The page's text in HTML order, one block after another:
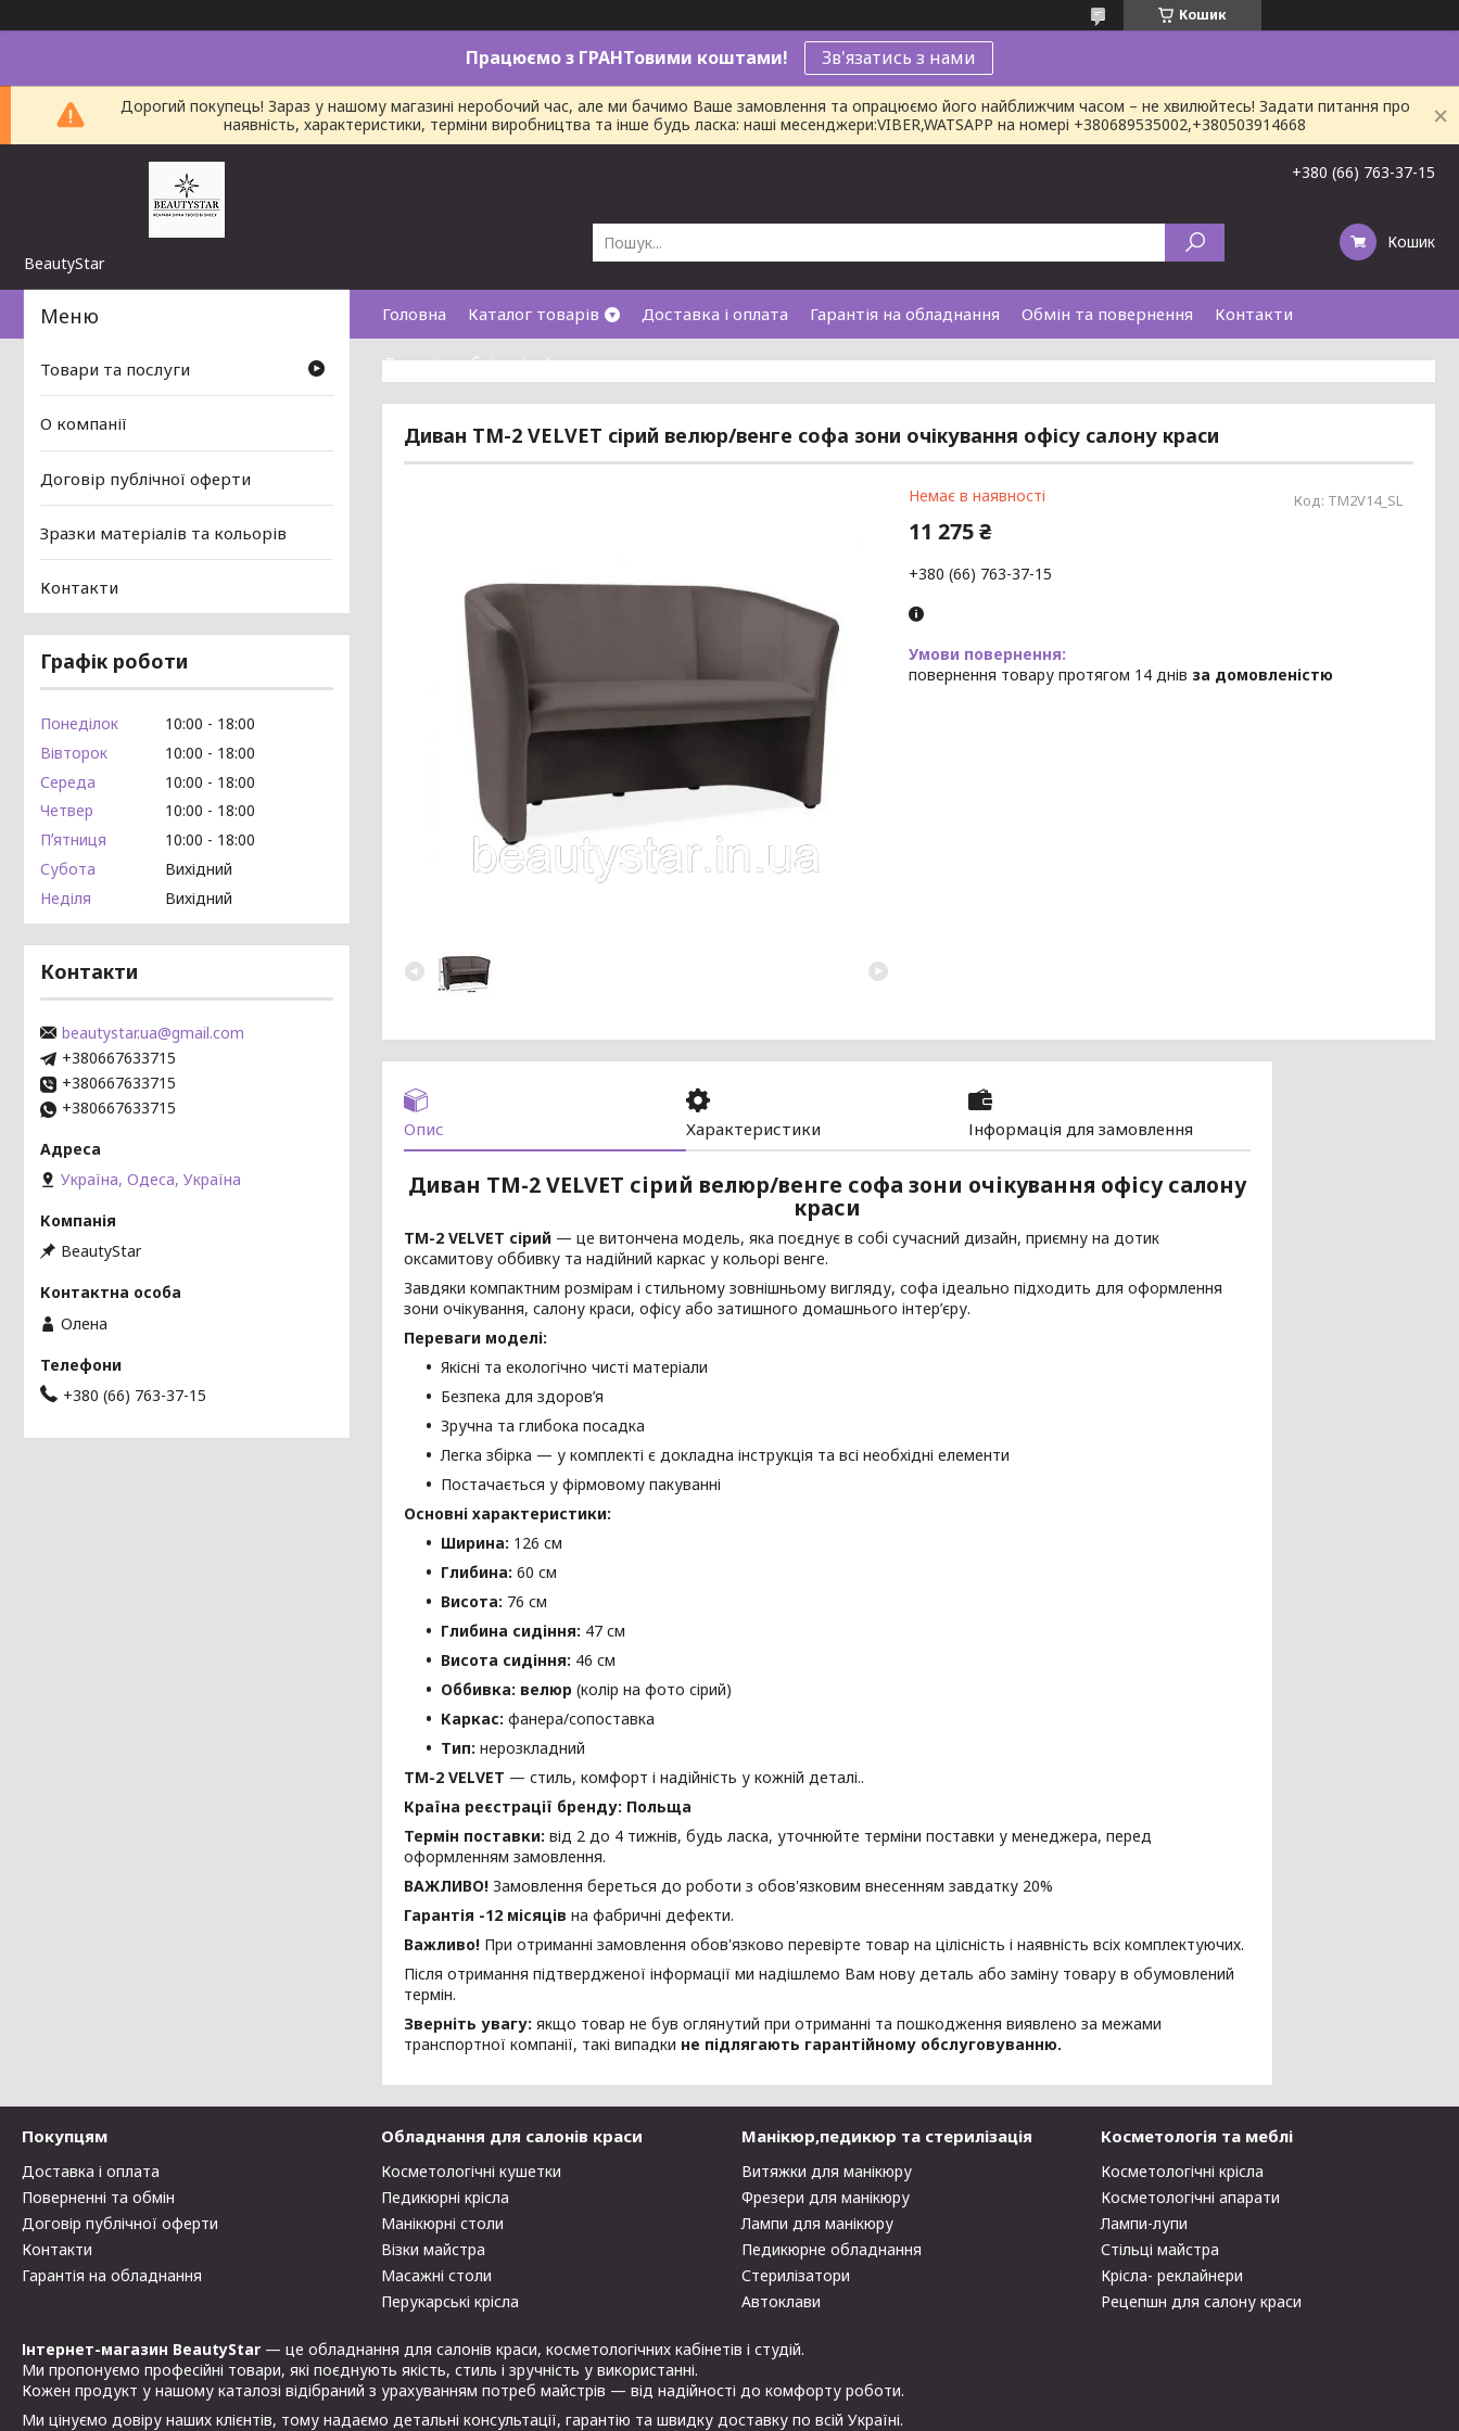
Кошик
Працюємо з ГРАНТовими коштами! Зв'язатись з нами
Дорогий покупець! Зараз у нашому магазині неробочий час, але ми бачимо Ваше замовлення та опрацюємо його найближчим часом – не хвилюйтесь! Задати питання про
наявність, характеристики, терміни виробництва та інше будь ласка: наші месенджери:VIBER,WATSAPP на номері +380689535002,+380503914668
BeautyStar
+380 (66) 763-37-15
Кошик
Головна Каталог товарів Доставка і оплата Гарантія на обладнання Обмін та повернення Контакти
Договір публічної оферти
Диван TM-2 VELVET сірий велюр/венге софа зони очікування офісу салону краси
Немає в наявності Код: TM2V14_SL
11 275 ₴
+380 (66) 763-37-15
повернення товару протягом 14 днів за домовленістю
Опис Характеристики Інформація для замовлення
Диван TM-2 VELVET сірий велюр/венге софа зони очікування офісу салону
краси
TM-2 VELVET сірий — це витончена модель, яка поєднує в собі сучасний дизайн, приємну на дотик
оксамитову оббивку та надійний каркас у кольорі венге.
Завдяки компактним розмірам і стильному зовнішньому вигляду, софа ідеально підходить для оформлення
зони очікування, салону краси, офісу або затишного домашнього інтер’єру.
Переваги моделі:
Якісні та екологічно чисті матеріали
Безпека для здоров’я
Зручна та глибока посадка
Легка збірка — у комплекті є докладна інструкція та всі необхідні елементи
Постачається у фірмовому пакуванні
Основні характеристики:
Ширина: 126 см
Глибина: 60 см
Висота: 76 см
Глибина сидіння: 47 см
Висота сидіння: 46 см
Оббивка: велюр (колір на фото сірий)
Каркас: фанера/сопоставка
Тип: нерозкладний
TM-2 VELVET — стиль, комфорт і надійність у кожній деталі..
Країна реєстрації бренду: Польща
Термін поставки: від 2 до 4 тижнів, будь ласка, уточнюйте терміни поставки у менеджера, перед
оформленням замовлення.
ВАЖЛИВО! Замовлення береться до роботи з обов'язковим внесенням завдатку 20%
Гарантія -12 місяців на фабричні дефекти.
Важливо! При отриманні замовлення обов'язково перевірте товар на цілісність і наявність всіх комплектуючих.
Після отримання підтвердженої інформації ми надішлемо Вам нову деталь або заміну товару в обумовлений
термін.
Зверніть увагу: якщо товар не був оглянутий при отриманні та пошкодження виявлено за межами
транспортної компанії, такі випадки не підлягають гарантійному обслуговуванню.
Товари та послуги
О компанії
Договір публічної оферти
Зразки матеріалів та кольорів
Контакти
Графік роботи
Понеділок 10:00
18:00
Вівторок
10:00
18:00
Середа
10:00
18:00
Четвер
10:00
18:00
Пʼятниця
10:00
18:00
Субота
Вихідний
Неділя
Вихідний
Контакти
beautystar.ua@gmail.com
+380667633715
+380667633715
+380667633715
Україна, Одеса, Україна
BeautyStar
Олена
+380 (66) 763-37-15
Покупцям
Доставка і оплата
Поверненні та обмін
Договір публічної оферти
Контакти
Гарантія на обладнання
Обладнання для салонів краси
Косметологічні кушетки
Педикюрні крісла
Манікюрні столи
Візки майстра
Масажні столи
Перукарські крісла
Манікюр,педикюр та стерилізація
Витяжки для манікюру
Фрезери для манікюру
Лампи для манікюру
Педикюрне обладнання
Стерилізатори
Автоклави
Косметологія та меблі
Косметологічні крісла
Косметологічні апарати
Лампи-лупи
Стільці майстра
Крісла- реклайнери
Рецепшн для салону краси
Інтернет-магазин BeautyStar — це обладнання для салонів краси, косметологічних кабінетів і студій.
Ми пропонуємо професійні товари, які поєднують якість, стиль і зручність у використанні.
Кожен продукт у нашому каталозі відібраний з урахуванням потреб майстрів — від надійності до комфорту роботи.
Ми цінуємо довіру наших клієнтів, тому надаємо детальні консультації, гарантію та швидку доставку по всій Україні.